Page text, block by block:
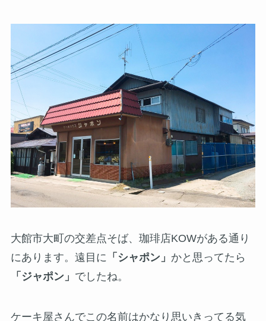
大館市大町の交差点そば、珈琲店KOWがある通り
にあります。遠目に 「シャポン」 かと思ってたら
「ジャポン」 でしたね。
ケーキ屋さんでこの名前はかなり思いきってる気